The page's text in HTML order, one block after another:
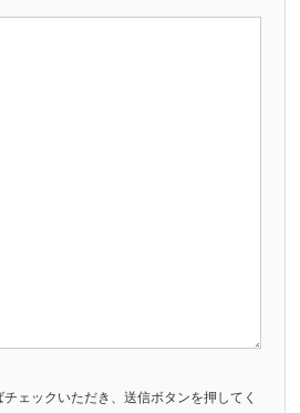
ェックいただき、送信ボタンを押してく